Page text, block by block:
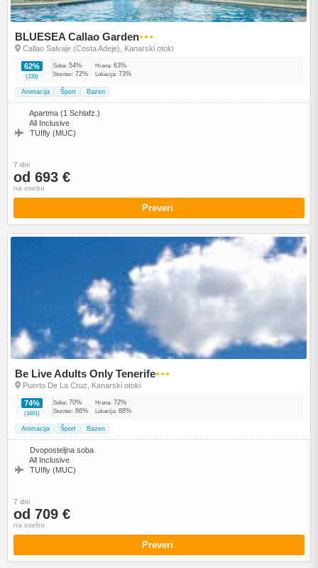
BLUESEA Callao Garden●●●
Callao Salvaje (Costa Adeje), Kanarski otoki
62%
(235)
Soba: 54% Hrana: 63%
Storitev: 72% Lokacija: 73%
Animacija Šport Bazen
Apartma (1 Schlafz.)
All Inclusive
TUIfly (MUC)
7 dni
od 693 €
na osebo
Preveri
Be Live Adults Only Tenerife●●●
Puerto De La Cruz, Kanarski otoki
74%
(1661)
Soba: 70% Hrana: 72%
Storitev: 86% Lokacija: 88%
Animacija Šport Bazen
Dvoposteljna soba
All Inclusive
TUIfly (MUC)
7 dni
od 709 €
na osebo
Preveri